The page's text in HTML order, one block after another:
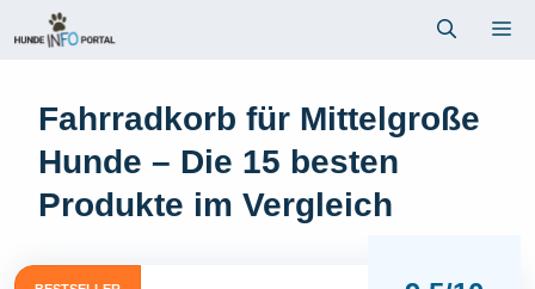
Inhalt
Fahrradkorb für Mittelgroße
Hunde – Die 15 besten
Produkte im Vergleich